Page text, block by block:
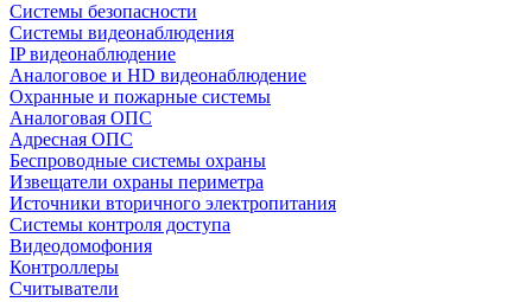
Системы безопасности
Системы видеонаблюдения
IP видеонаблюдение
Аналоговое и HD видеонаблюдение
Охранные и пожарные системы
Аналоговая ОПС
Адресная ОПС
Беспроводные системы охраны
Извещатели охраны периметра
Источники вторичного электропитания
Системы контроля доступа
Видеодомофония
Контроллеры
Считыватели